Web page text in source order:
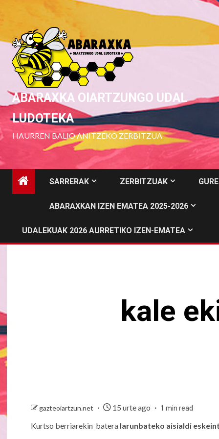
to
content
ABARAXKA OIARTZUNGO UDAL
LUDOTEKA
HAURREN BALIO ANITZEKO ZERBITZUA
SARRERAK ZERBITZUAK
ABARAXKAN IZEN EMATEA 2025-2026
UDALEKUAK 2026 AURRETIKO IZEN-EMATEA
kale
gazteoiartzun.net 15 urte ago 1 min read
Kurtso berriarekin batera larunbateko aisialdi